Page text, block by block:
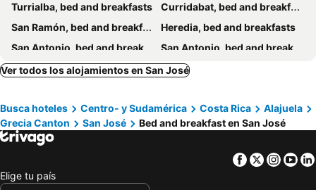
Turrialba, bed and breakfasts
Curridabat, bed and breakfasts
San Ramón, bed and breakfasts
Heredia, bed and breakfasts
San Antonio, bed and breakfasts
San Antonio, bed and breakfasts
Escazú, bed and breakfasts
Barva, bed and breakfasts
Carmona, bed and breakfasts San Isidro, bed and breakfasts
Santa Bárbara, bed and breakfasts
Colón, bed and breakfasts
Guápiles, bed and breakfasts
Guadalupe, bed and breakfasts
Ver todos los alojamientos en San José
Busca hoteles Centro- y Sudamérica Costa Rica
Alajuela
Grecia Canton
San José Bed and breakfast en San José
Facebook
Twitter
Elige tu país